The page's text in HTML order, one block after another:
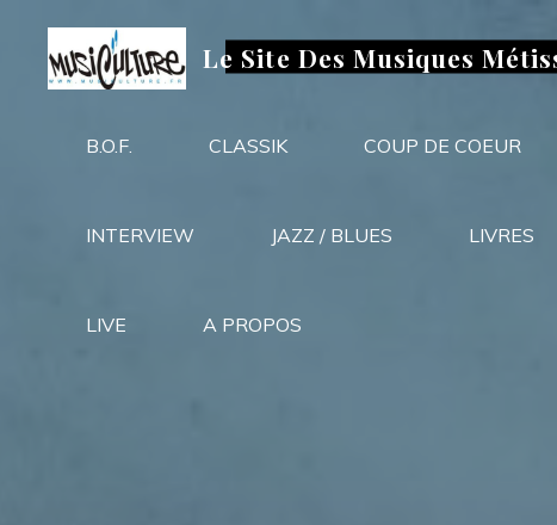
contenu
Le Site Des Musiques
B.O.F. CLASSIK COUP DE COEUR
INTERVIEW JAZZ / BLUES LIVRES
LIVE A PROPOS